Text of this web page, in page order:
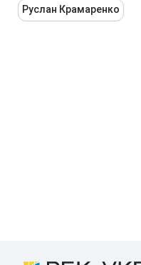
Руслан Крамаренко